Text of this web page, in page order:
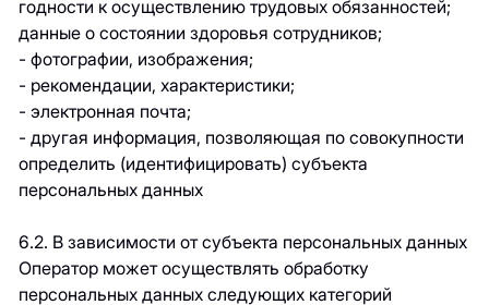
годности к осуществлению трудовых обязанностей;
данные о состоянии здоровья сотрудников;
- фотографии, изображения;
- рекомендации, характеристики;
- электронная почта;
- другая информация, позволяющая по совокупности
определить (идентифицировать) субъекта
персональных данных
6.2. В зависимости от субъекта персональных данных
Оператор может осуществлять обработку
персональных данных следующих категорий